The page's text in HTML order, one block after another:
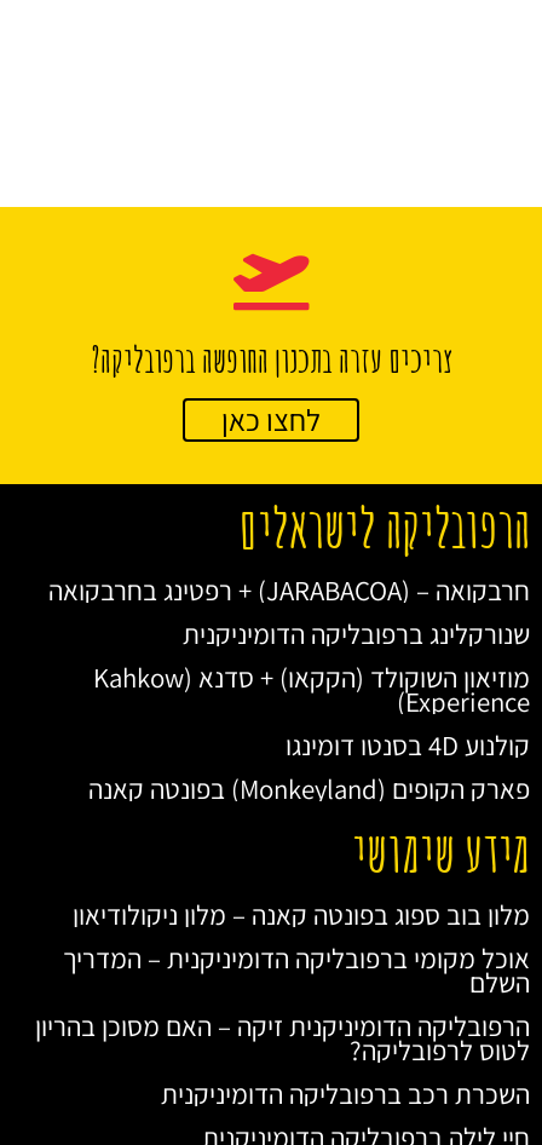
צריכים עזרה בתכנון החופשה ברפובליקה?
לחצו כאן
הרפובליקה לישראלים
חרבקואה – (JARABACOA) + רפטינג בחרבקואה
שנורקלינג ברפובליקה הדומיניקנית
מוזיאון השוקולד (הקקאו) + סדנא (Kahkow
Experience)
קולנוע 4D בסנטו דומינגו
פארק הקופים (Monkeyland) בפונטה קאנה
מידע שימושי
מלון בוב ספוג בפונטה קאנה – מלון ניקולודיאון
אוכל מקומי ברפובליקה הדומיניקנית – המדריך
השלם
הרפובליקה הדומיניקנית זיקה – האם מסוכן בהריון
לטוס לרפובליקה?
השכרת רכב ברפובליקה הדומיניקנית